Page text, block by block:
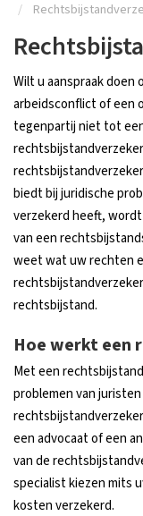
Wilt u aanspraak doen
arbeidsconflict of een
tegenpartij niet tot
biedt bij juridische
verzekerd heeft,
van een
weet wat uw rechten
rechtsbijstand.
Hoe werkt een
Met een
problemen van
een advocaat of een
van de
specialist kiezen mits
kosten verzekerd.